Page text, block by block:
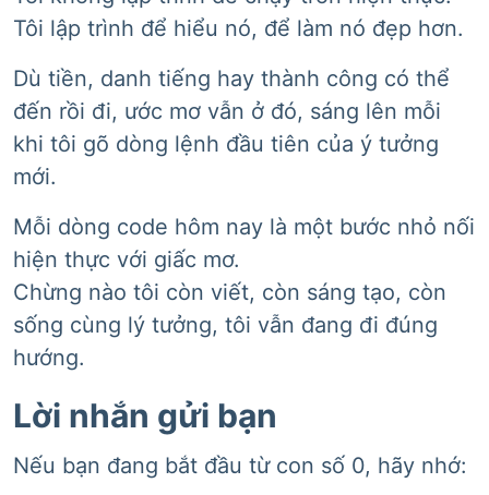
Tôi lập trình để hiểu nó, để làm nó đẹp hơn.
Dù tiền, danh tiếng hay thành công có thể
đến rồi đi, ước mơ vẫn ở đó, sáng lên mỗi
khi tôi gõ dòng lệnh đầu tiên của ý tưởng
mới.
Mỗi dòng code hôm nay là một bước nhỏ nối
hiện thực với giấc mơ.
Chừng nào tôi còn viết, còn sáng tạo, còn
sống cùng lý tưởng, tôi vẫn đang đi đúng
hướng.
Lời nhắn gửi bạn
Nếu bạn đang bắt đầu từ con số 0, hãy nhớ: